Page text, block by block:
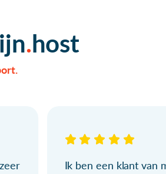
host
Ik ben een klant van